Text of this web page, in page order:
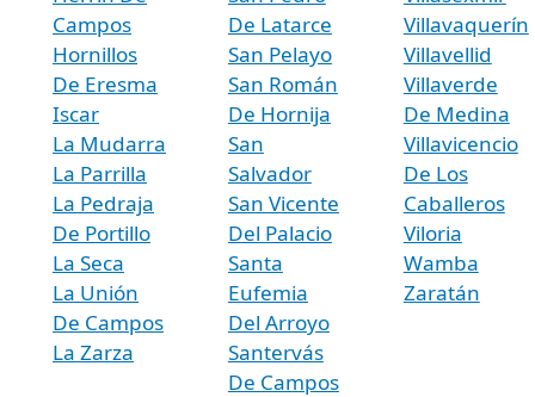
Campos
Hornillos
De Eresma
Iscar
La Mudarra
La Parrilla
La Pedraja
De Portillo
La Seca
La Unión
De Campos
La Zarza
De Latarce
San Pelayo
San Román
De Hornija
San
Salvador
San Vicente
Del Palacio
Santa
Eufemia
Del Arroyo
Santervás
De Campos
Villavaquerín
Villavellid
Villaverde
De Medina
Villavicencio
De Los
Caballeros
Viloria
Wamba
Zaratán